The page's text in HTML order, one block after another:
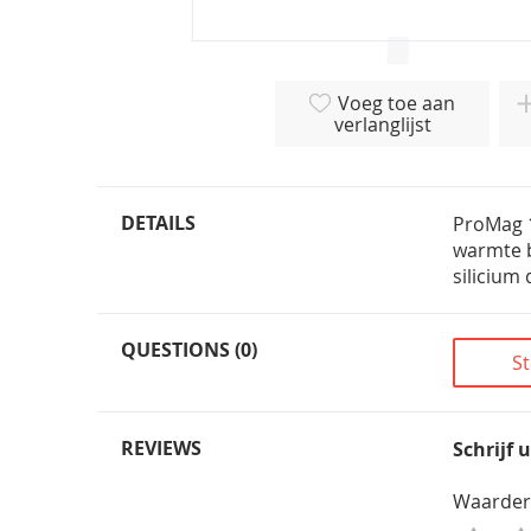
afbeeldingen-
gallerij
Voeg toe aan
verlanglijst
DETAILS
ProMag
warmte
silicium
QUESTIONS (0)
REVIEWS
Schrijf